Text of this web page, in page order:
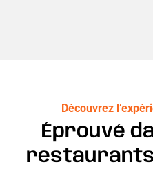
Découvrez
Éprouvé